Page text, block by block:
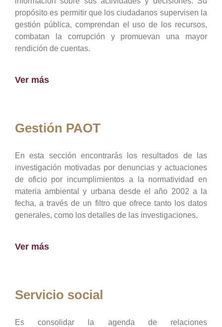
propósito es permitir que los ciudadanos supervisen la
gestión pública, comprendan el uso de los recursos,
combatan la corrupción y promuevan una mayor
rendición de cuentas.
Ver más
Gestión PAOT
En esta sección encontrarás los resultados de las
investigación motivadas por denuncias y actuaciones
de oficio por incumplimientos a la normatividad en
materia ambiental y urbana desde el año 2002 a la
fecha, a través de un filtro que ofrece tanto los datos
generales, como los detalles de las investigaciones.
Ver más
Servicio social
Es consolidar la agenda de relaciones